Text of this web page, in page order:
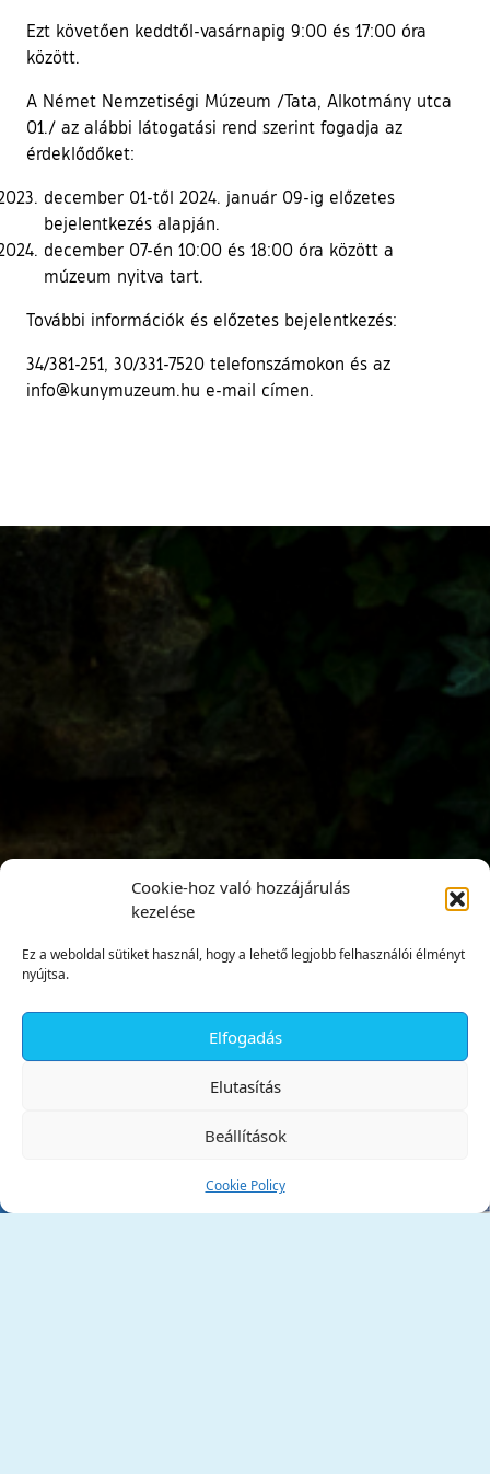
Cookie-hoz való hozzájárulás
kezelése
Ez a weboldal sütiket használ, hogy a lehető legjobb felhasználói élményt
nyújtsa.
Elfogadás
Elutasítás
Beállítások
Cookie Policy
Ezt követően keddtől-vasárnapig 9:00 és 17:00 óra
között.
A Német Nemzetiségi Múzeum /Tata, Alkotmány utca
01./ az alábbi látogatási rend szerint fogadja az
érdeklődőket:
december 01-től 2024. január 09-ig előzetes
bejelentkezés alapján.
december 07-én 10:00 és 18:00 óra között a
múzeum nyitva tart.
További információk és előzetes bejelentkezés:
34/381-251, 30/331-7520 telefonszámokon és az
info@kunymuzeum.hu e-mail címen.
Tata Város Önkormányzata
✕